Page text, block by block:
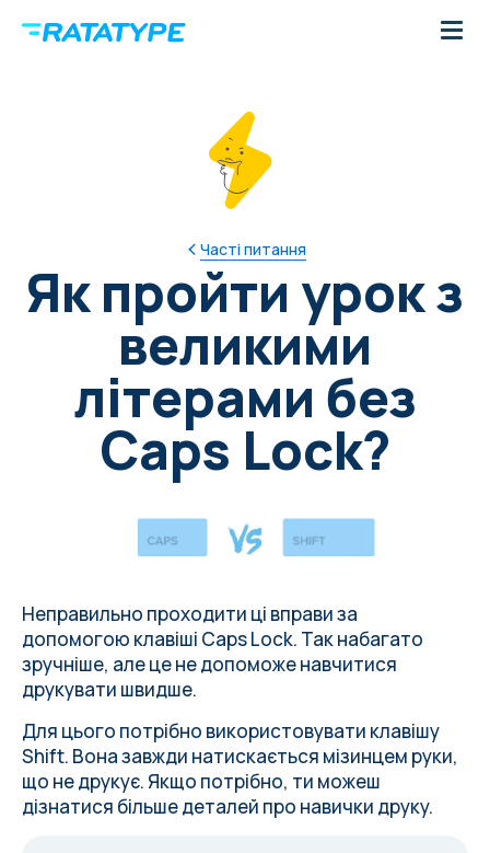
Часті питання
Як пройти урок з
великими
літерами без
Caps Lock?
Неправильно проходити ці вправи за
допомогою клавіші Caps Lock. Так набагато
зручніше, але це не допоможе навчитися
друкувати швидше.
Для цього потрібно використовувати клавішу
Shift. Вона завжди натискається мізинцем руки,
що не друкує. Якщо потрібно, ти можеш
дізнатися більше деталей про навички друку.